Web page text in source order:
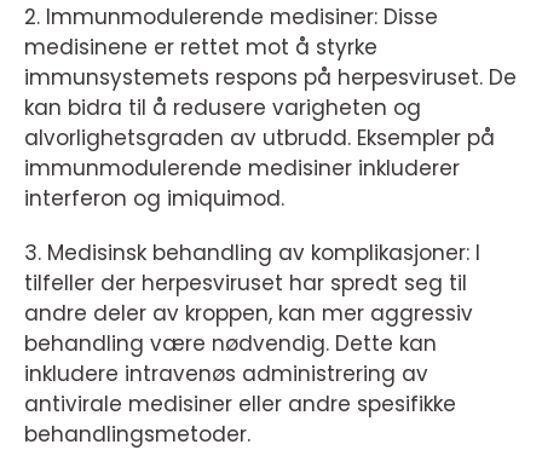
2. Immunmodulerende medisiner: Disse
medisinene er rettet mot å styrke
immunsystemets respons på herpesviruset. De
kan bidra til å redusere varigheten og
alvorlighetsgraden av utbrudd. Eksempler på
immunmodulerende medisiner inkluderer
interferon og imiquimod.
3. Medisinsk behandling av komplikasjoner: I
tilfeller der herpesviruset har spredt seg til
andre deler av kroppen, kan mer aggressiv
behandling være nødvendig. Dette kan
inkludere intravenøs administrering av
antivirale medisiner eller andre spesifikke
behandlingsmetoder.